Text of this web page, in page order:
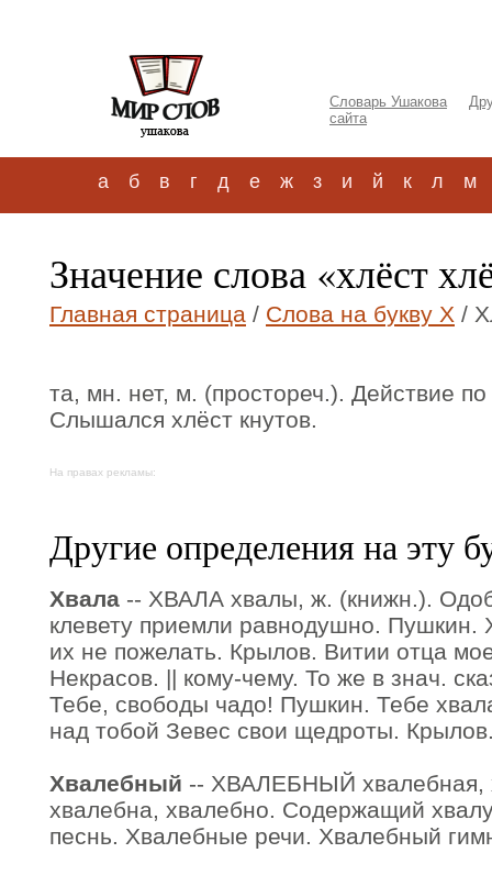
Словарь Ушакова
сайта
а б в г д е ж з и й к л м
Значение слова «хлёст
Главная страница / Слова на букву Х /
та, мн. нет, м. (простореч.). Действие по
Слышался хлёст кнутов.
На правах рекламы:
Другие определения на эту
Хвала -- ХВАЛА хвалы, ж. (книжн.).
клевету приемли равнодушно. Пушкин.
их не пожелать. Крылов. Витии отца
Некрасов. || кому-чему. То же в знач.
Тебе, свободы чадо! Пушкин. Тебе
над тобой Зевес свои щедроты.
Хвалебный -- ХВАЛЕБНЫЙ хвалебная,
хвалебна, хвалебно. Содержащий
песнь. Хвалебные речи. Хвалебный